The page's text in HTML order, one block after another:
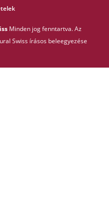
Minden jog fenntartva. Az
Swiss írásos beleegyezése